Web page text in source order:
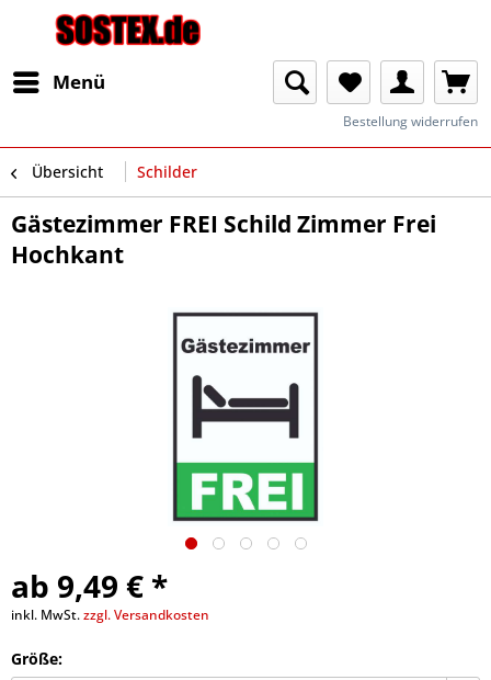
Menü
Bestellung widerrufen
Übersicht Schilder
Gästezimmer FREI Schild Zimmer Frei
Hochkant
ab 9,49 € *
inkl. MwSt.zzgl. Versandkosten
Größe: